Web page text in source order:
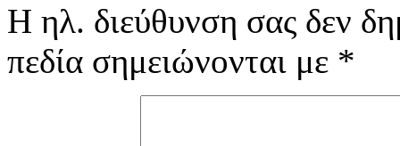
Η ηλ. διεύθυνση σας δεν
πεδία σημειώνονται με *